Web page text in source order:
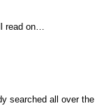
read on…
searched all over